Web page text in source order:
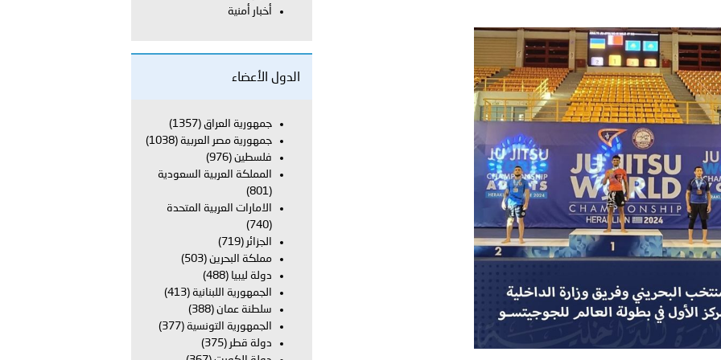
فلسطين ـ 1448/02/22هـ ــ الموافق 2026/08/05 م - الشرطة الفلسطينية والكلية الدولية الجامعية للعلوم والصحة توقعان اتفاقية
في المجالات الأكاديمية والتدريبية، والتوعية والإرشاد المجتمعي..
الإمارات ـ 1448/02/22هـ ــ الموافق 2026/08/05 م - شرطة أبوظبي تحذر من زيادة عدد الركاب في المركبات حفاظًا على سلامة
الإمارات ـ 1448/02/22هـ ــ الموافق 2026/08/05 م - شرطة أبوظبي تطلع وفد الشرطة الإيطالية على منظومتي التأهيل الشرطي
الإمارات ـ 1448/02/22هـ ــ الموافق 2026/08/05 م - شرطة أبوظبي تنظم حملة للتبرع بالدم في منطقة الظفرة تعزيزا للمسؤولية
أخبار أمنية
الدول الأعضاء
جمهورية العراق (1357)
جمهورية مصر العربية (1038)
فلسطين(976)
المملكة العربية السعودية
(801)
الامارات العربية المتحدة
(740)
الجزائر (719)
مملكة البحرين (503)
دولة ليبيا (488)
الجمهورية اللبنانية (413)
سلطنة عمان (388)
الجمهورية التونسية (377)
دولة قطر (375)